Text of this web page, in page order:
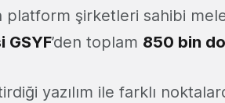
şirketleri sahibi
GSYF’den toplam 850 bin
yazılım ile farklı